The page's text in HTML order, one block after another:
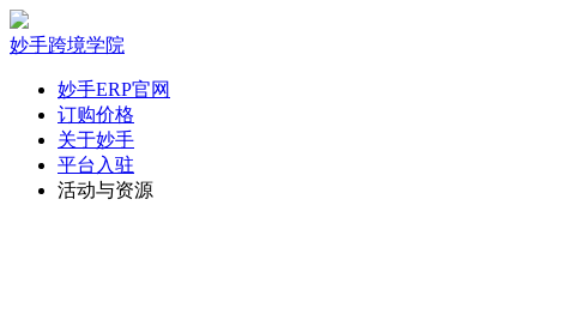
妙手跨境学院
妙手ERP官网
订购价格
关于妙手
平台入驻
活动与资源